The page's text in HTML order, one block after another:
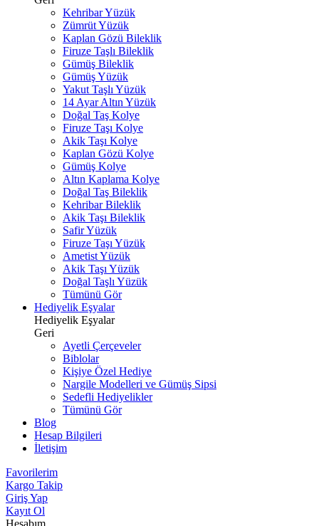
Kehribar Yüzük
Zümrüt Yüzük
Kaplan Gözü Bileklik
Firuze Taşlı Bileklik
Gümüş Bileklik
Gümüş Yüzük
Yakut Taşlı Yüzük
14 Ayar Altın Yüzük
Doğal Taş Kolye
Firuze Taşı Kolye
Akik Taşı Kolye
Kaplan Gözü Kolye
Gümüş Kolye
Altın Kaplama Kolye
Doğal Taş Bileklik
Kehribar Bileklik
Akik Taşı Bileklik
Safir Yüzük
Firuze Taşı Yüzük
Ametist Yüzük
Akik Taşı Yüzük
Doğal Taşlı Yüzük
Tümünü Gör
Hediyelik Eşyalar
Hediyelik Eşyalar
Geri
Ayetli Çerçeveler
Biblolar
Kişiye Özel Hediye
Nargile Modelleri ve Gümüş Sipsi
Sedefli Hediyelikler
Tümünü Gör
Blog
Hesap Bilgileri
İletişim
Favorilerim
Kargo Takip
Giriş Yap
Kayıt Ol
Hesabım